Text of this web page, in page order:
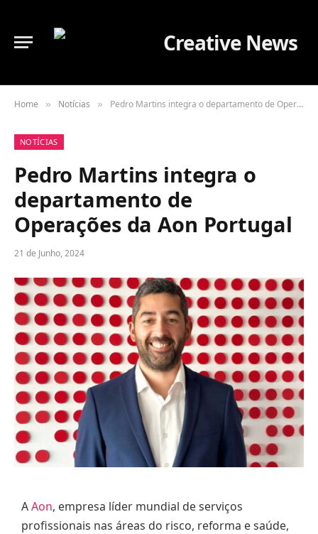
Home » Notícias » Pedro Martins integra o departamento de Operações da Aon Portugal
NOTÍCIAS
Pedro Martins integra o
departamento de
Operações da Aon Portugal
21 de Junho, 2024
AAon, empresa líder mundial de serviços
profissionais nas áreas do risco, reforma e saúde,